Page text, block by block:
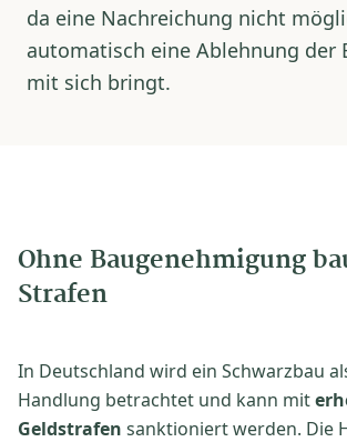
da eine Nachreichung nicht
automatisch eine Ablehnung der
mit sich bringt.
Ohne Baugenehmigung
Strafen
In Deutschland wird ein Schwarzbau
Handlung betrachtet und kann mit
Geldstrafen sanktioniert werden. Die